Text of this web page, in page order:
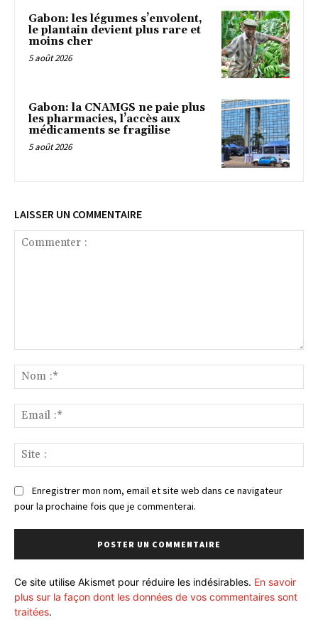
Gabon: les légumes s’envolent,
le plantain devient plus rare et
moins cher
5 août 2026
Gabon: la CNAMGS ne paie plus
les pharmacies, l’accès aux
médicaments se fragilise
5 août 2026
LAISSER UN COMMENTAIRE
:*
:*
:
Enregistrer mon nom, email et site web dans ce navigateur
pour la prochaine fois que je commenterai.
Ce site utilise Akismet pour réduire les indésirables. En savoir
plus sur la façon dont les données de vos commentaires sont
traitées.